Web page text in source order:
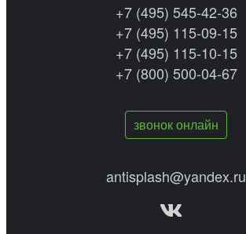
+7 (495) 545-42-36
+7 (495) 115-09-15
+7 (495) 115-10-15
+7 (800) 500-04-67
звонок онлайн
antisplash@yandex.ru